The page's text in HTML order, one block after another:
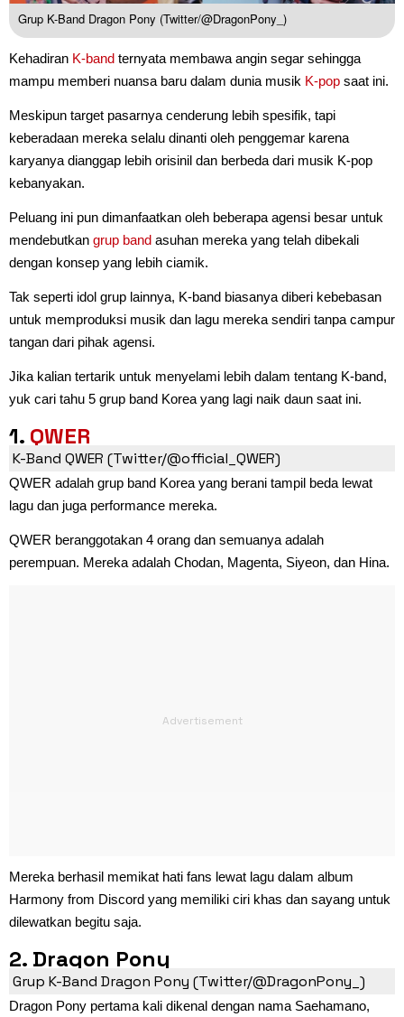
Grup K-Band Dragon Pony (Twitter/@DragonPony_)
Kehadiran K-band ternyata membawa angin segar sehingga
mampu memberi nuansa baru dalam dunia musik K-pop saat ini.
Meskipun target pasarnya cenderung lebih spesifik, tapi
keberadaan mereka selalu dinanti oleh penggemar karena
karyanya dianggap lebih orisinil dan berbeda dari musik K-pop
kebanyakan.
Peluang ini pun dimanfaatkan oleh beberapa agensi besar untuk
mendebutkan grup band asuhan mereka yang telah dibekali
dengan konsep yang lebih ciamik.
Tak seperti idol grup lainnya, K-band biasanya diberi kebebasan
untuk memproduksi musik dan lagu mereka sendiri tanpa campur
tangan dari pihak agensi.
Jika kalian tertarik untuk menyelami lebih dalam tentang K-band,
yuk cari tahu 5 grup band Korea yang lagi naik daun saat ini.
1. QWER
K-Band QWER (Twitter/@official_QWER)
QWER adalah grup band Korea yang berani tampil beda lewat
lagu dan juga performance mereka.
QWER beranggotakan 4 orang dan semuanya adalah
perempuan. Mereka adalah Chodan, Magenta, Siyeon, dan Hina.
Mereka berhasil memikat hati fans lewat lagu dalam album
Harmony from Discord yang memiliki ciri khas dan sayang untuk
dilewatkan begitu saja.
2. Dragon Pony
Grup K-Band Dragon Pony (Twitter/@DragonPony_)
Dragon Pony pertama kali dikenal dengan nama Saehamano,